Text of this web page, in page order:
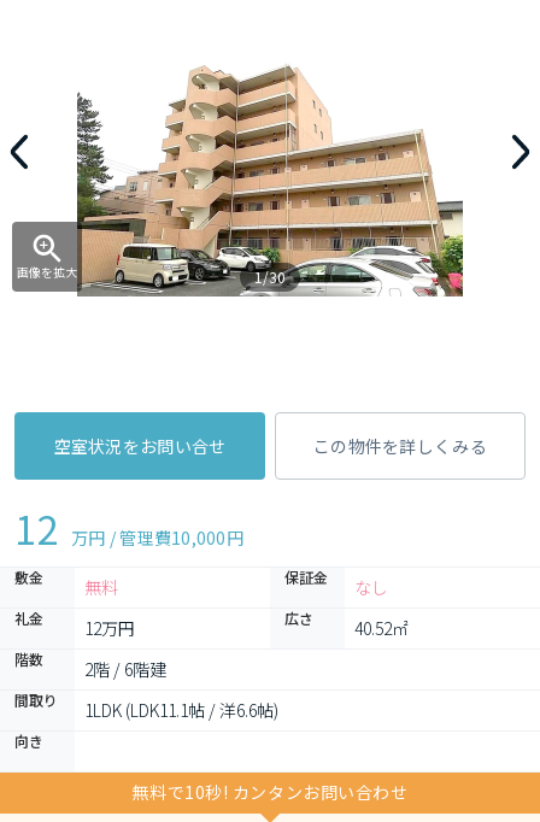
画像を拡大 1/30
空室状況をお問い合せ この物件を詳しくみる
12 万円 / 管理費10,000円
敷金 無料 保証金 なし
礼金 12万円 広さ 40.52㎡
階数 2階 / 6階建
間取り 1LDK (LDK11.1帖 / 洋6.6帖)
向き
無料で10秒! カンタンお問い合わせ